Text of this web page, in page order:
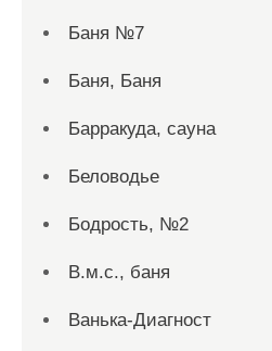
Баня №7
Баня, Баня
Барракуда, сауна
Беловодье
Бодрость, №2
В.м.с., баня
Ванька-Диагност